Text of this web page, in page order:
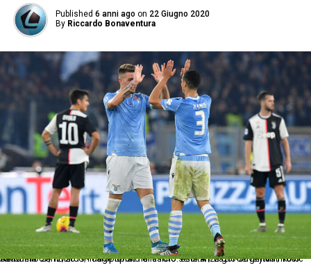
Published 6 anni ago on 22 Giugno 2020
By Riccardo Bonaventura
As Roma 07/12/2019 - campionato di calcio serie A / Lazio-Juventus / foto Antonello Sammarco/Image Sport nella foto: esultanza gol Sergej Milinkovic Savic